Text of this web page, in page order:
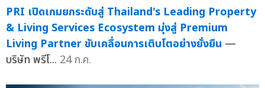
PRI เปิดเกมยกระดับสู่ Thailand's Leading Property
& Living Services Ecosystem มุ่งสู่ Premium
Living Partner ขับเคลื่อนการเติบโตอย่างยั่งยืน —
บริษัท พรีโ... 24 ก.ค.